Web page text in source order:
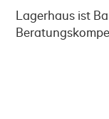
Lagerhaus ist